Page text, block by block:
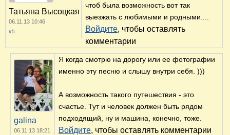
Татьяна Высоцкая
06.11.13 10:46
#5
чтоб была возможность вот так
выезжать с любимыми и родными....
Войдите, чтобы оставлять
комментарии
galina
06.11.13 18:21
Я когда смотрю на дорогу или ее фотографии
именно эту песню и слышу внутри себя. )))
А возможность такого путешествия - это
счастье. Тут и человек должен быть рядом
подходящий, ну и машина, конечно, тоже.
Войдите, чтобы оставлять комментарии